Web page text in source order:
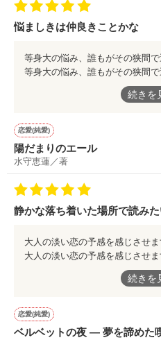
切なく悲しく、心に響く
カフェ･モルダウ
リリィの愛した曲が奏でられる
【金木犀のアリア】
.:*゜..:。:.::.*゜:.。:..:*゜
※感想ありがとうございます
＊叶 遥斗 様
＊黒猫○ルビー 様
衝撃的な事実からの……始まりで
【「庭の千草」狂詩曲(ラプソデ
作品
作品を
悩ましきは仲良きことかな
等身大の悩み、誰もがその狭間
うのかをじっくり描いていた作
様々をもし、短い期間で回答を
られます。
短編ながらもしっかりとメリハ
す。
ドキドキあり、胸キュンあり、ワ
続きを
恋愛(純愛)
陽だまりのエール
水守恵蓮／著
静かな落ち着いた場所で読み
大人の淡い恋の予感を感じさせま
静かな落ち着いた雰囲気の中で
引用された曲が作品の要所要所
続きを
恋愛(純愛)
ベルベットの夜 ― 夢を諦めた